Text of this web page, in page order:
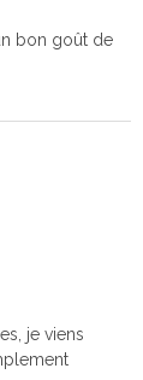
bon goût de
je viens